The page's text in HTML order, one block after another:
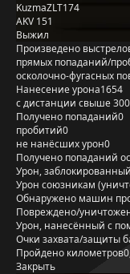
KuzmaZLT174
AKV 151
Выжил
Произведено
прямых попаданий/
осколочно-фугасных
Нанесение урона1654
с дистанции свыше
Получено попаданий0
пробитий0
не нанёсших урон0
Получено попаданий
Урон,
Урон союзникам
Обнаружено машин
Повреждено/
Урон, нанесённый с
Очки захвата/защиты
Пройдено километров
Закрыть